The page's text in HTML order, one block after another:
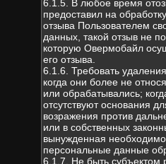
6.1.5. В любое время
предоставил на
отзыва Пользователем
данных, такой отзыв не
которую Овермобайл
его отзыва.
6.1.6. Требовать
когда они более не
или обрабатывались;
отсутствуют основания
возражения против
или в собственных
вынужденная
персональные данные
6.1.7. Не быть субъектом